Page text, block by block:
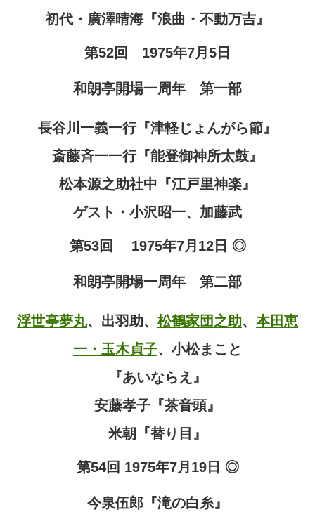
初代・廣澤晴海『浪曲・不動万吉』
第52回 1975年7月5日
和朗亭開場一周年 第一部
長谷川一義一行『津軽じょんがら節』
斎藤斉一一行『能登御神所太鼓』
松本源之助社中『江戸里神楽』
ゲスト・小沢昭一、加藤武
第53回 1975年7月12日 ◎
和朗亭開場一周年 第二部
浮世亭夢丸、出羽助、 松鶴家団之助、 本田恵
一・玉木貞子、小松まこと
『あいならえ』
安藤孝子『茶音頭』
米朝『替り目』
第54回 1975年7月19日 ◎
今泉伍郎『滝の白糸』